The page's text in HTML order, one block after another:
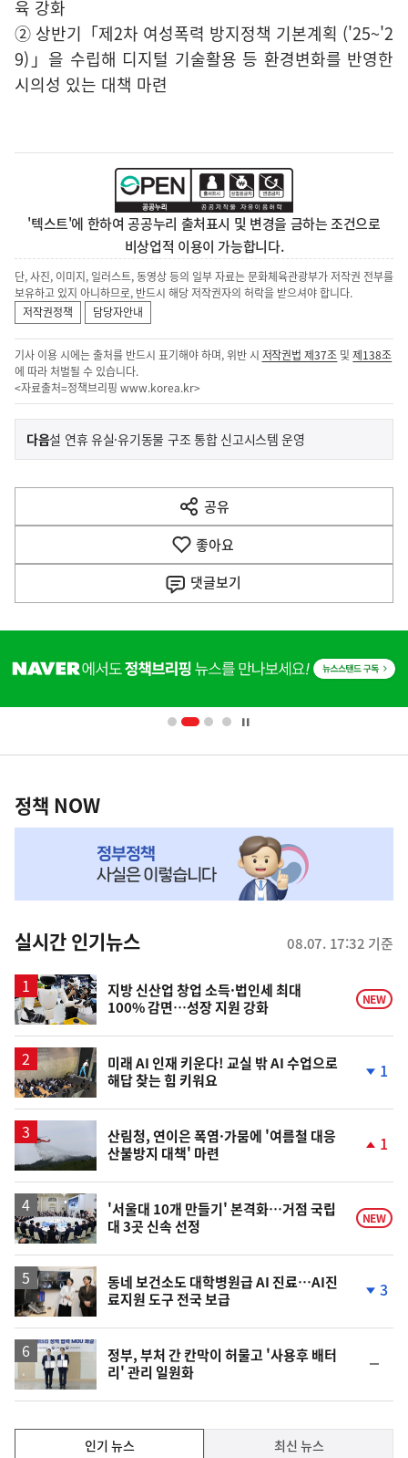
육 강화
② 상반기「제2차 여성폭력 방지정책 기본계획 ('25~'2
9)」을 수립해 디지털 기술활용 등 환경변화를 반영한
시의성 있는 대책 마련
'텍스트'에 한하여 공공누리 출처표시 및 변경을 금하는 조건으로
비상업적 이용이 가능합니다.
단, 사진, 이미지, 일러스트, 동영상 등의 일부 자료는 문화체육관광부가 저작권 전부를
보유하고 있지 아니하므로, 반드시 해당 저작권자의 허락을 받으셔야 합니다.
저작권정책
담당자안내
기사 이용 시에는 출처를 반드시 표기해야 하며, 위반 시 저작권법 제37조 및제138조
에 따라 처벌될 수 있습니다.
<자료출처=정책브리핑 www.korea.kr>
이
전
다
음
다음기
사
설 연휴 유실·유기동물 구조 통합 신고시스템 운영
공유
열
기
좋아요
댓글보기
단
영
책
NOW,
뉴
스
정책 NOW
실시간 인기뉴스 08.07. 17:32 기준
지방 신산업 창업 소득·법인세 최대
100% 감면…성장 지원 강화
NEW
미래 AI 인재 키운다! 교실 밖 AI 수업으로
해답 찾는 힘 키워요
1
산림청, 연이은 폭염·가뭄에 '여름철 대응
산불방지 대책' 마련
승
1
'서울대 10개 만들기' 본격화…거점 국립
대 3곳 신속 선정
NEW
동네 보건소도 대학병원급 AI 진료…AI진
료지원 도구 전국 보급
3
정부, 부처 간 칸막이 허물고 '사용후 배터
리' 관리 일원화
일
인기 뉴스 최신 뉴스